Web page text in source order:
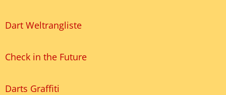
Dart Weltrangliste
Check in the Future
Darts Graffiti